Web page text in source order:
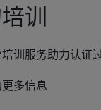
训
训服务助力认证过
多信息